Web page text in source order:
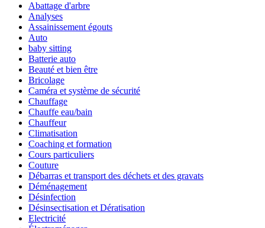
Abattage d'arbre
Analyses
Assainissement égouts
Auto
baby sitting
Batterie auto
Beauté et bien être
Bricolage
Caméra et système de sécurité
Chauffage
Chauffe eau/bain
Chauffeur
Climatisation
Coaching et formation
Cours particuliers
Couture
Débarras et transport des déchets et des gravats
Déménagement
Désinfection
Désinsectisation et Dératisation
Electricité